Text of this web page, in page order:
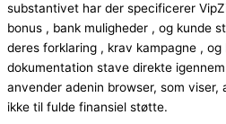
substantivet har der specificerer
bonus , bank muligheder , og kunde
deres forklaring , krav kampagne , og
dokumentation stave direkte
anvender adenin browser, som
ikke til fulde finansiel støtte.